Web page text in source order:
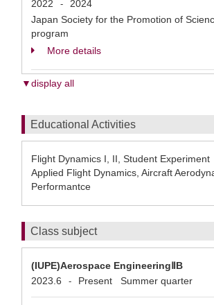
2022
-
2024
Japan Society for the Promotion of
program
More details
▼display all
Educational Activities
Flight Dynamics I, II, Student Experiment
Applied Flight Dynamics, Aircraft
Performantce
Class subject
(IUPE)Aerospace EngineeringⅡB
2023.6
- Present Summer quarter